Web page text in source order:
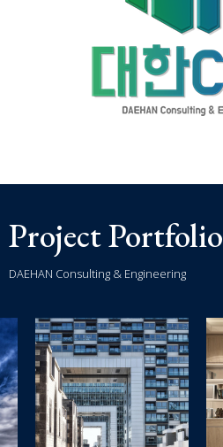
Project Portfolio
DAEHAN Consulting & Engineering